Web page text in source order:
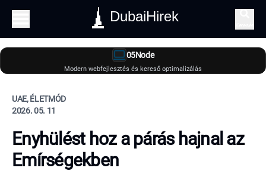
DubaiHirek
05Node
Modern webfejlesztés és kereső optimalizálás
UAE, ÉLETMÓD
2026. 05. 11
Enyhülést hoz a párás hajnal az
Emírségekben